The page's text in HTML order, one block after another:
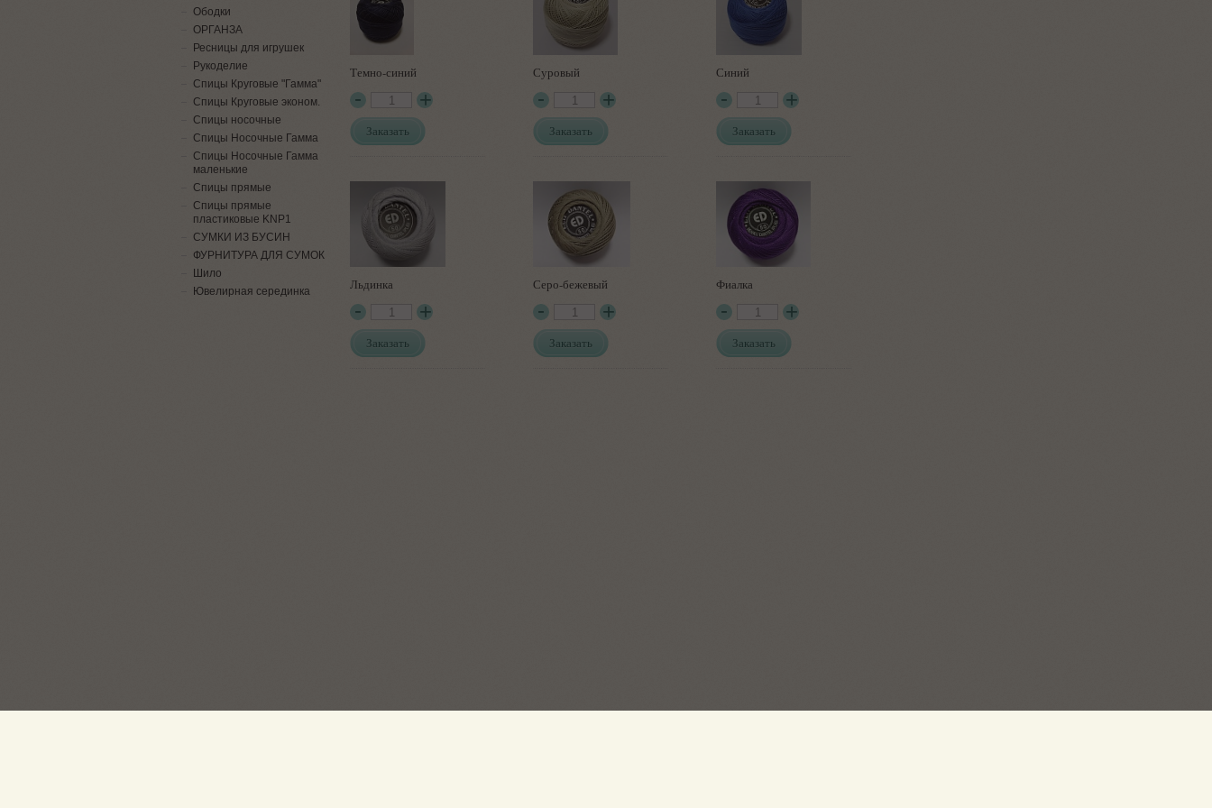
Темно-синий
Заказать
Суровый
Заказать
Синий
Заказать
Льдинка
Заказать
Серо-бежевый
Заказать
Фиалка
Заказать
Ободки
ОРГАНЗА
Ресницы для игрушек
Рукоделие
Спицы Круговые "Гамма"
Спицы Круговые эконом.
Спицы носочные
Спицы Носочные Гамма
Спицы Носочные Гамма
маленькие
Спицы прямые
Спицы прямые
пластиковые KNP1
СУМКИ ИЗ БУСИН
ФУРНИТУРА ДЛЯ СУМОК
Шило
Ювелирная серединка